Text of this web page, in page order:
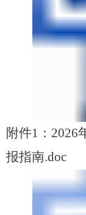
附件1：2026
报指南.doc